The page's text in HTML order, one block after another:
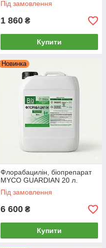
Під замовлення
1 860 ₴
Купити
Новинка
Флорабацилін, біопрепарат
MYCO GUARDIAN 20 л.
Під замовлення
6 600 ₴
Купити